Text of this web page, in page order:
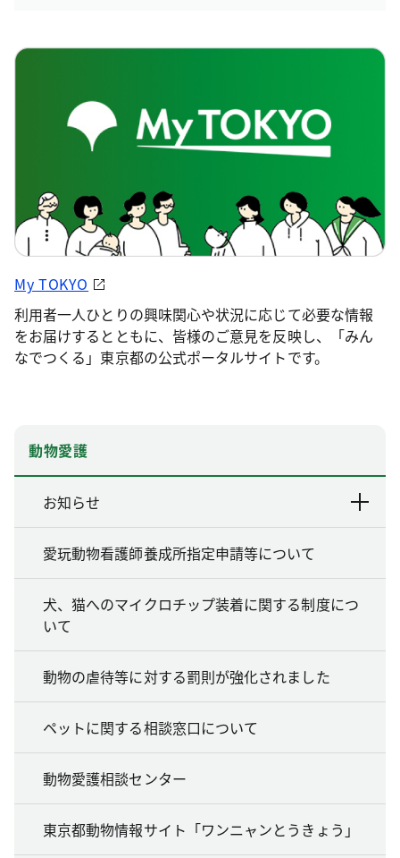
My TOKYO
利用者一人ひとりの興味関心や状況に応じて必要な情報
をお届けするとともに、皆様のご意見を反映し、「みん
なでつくる」東京都の公式ポータルサイトです。
動物愛護
お知らせ
愛玩動物看護師養成所指定申請等について
犬、猫へのマイクロチップ装着に関する制度につ
いて
動物の虐待等に対する罰則が強化されました
ペットに関する相談窓口について
動物愛護相談センター
東京都動物情報サイト「ワンニャンとうきょう」